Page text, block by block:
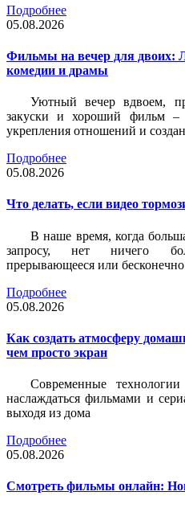
Подробнее
05.08.2026
Фильмы на вечер для двоих:
комедии и драмы
Уютный вечер вдвоем,
закуски и хороший фильм
укрепления отношений и
Подробнее
05.08.2026
Что делать, если видео
В наше время, когда
запросу, нет ничего
прерывающееся или
Подробнее
05.08.2026
Как создать атмосферу
чем просто экран
Современные
наслаждаться фильмами и
выходя из дома
Подробнее
05.08.2026
Смотреть фильмы онлайн: